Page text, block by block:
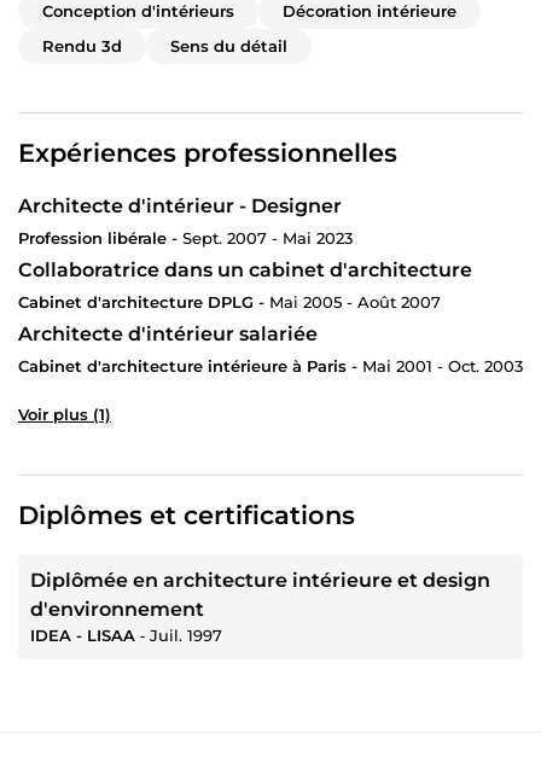
Conception d'intérieurs
Décoration intérieure
Rendu 3d
Sens du détail
Expériences professionnelles
Architecte d'intérieur - Designer
Profession libérale - Sept. 2007 - Mai 2023
Collaboratrice dans un cabinet d'architecture
Cabinet d'architecture DPLG - Mai 2005 - Août 2007
Architecte d'intérieur salariée
Cabinet d'architecture intérieure à Paris - Mai 2001 - Oct. 2003
Voir plus (1)
Diplômes et certifications
Diplômée en architecture intérieure et design
d'environnement
IDEA - LISAA ‐ Juil. 1997